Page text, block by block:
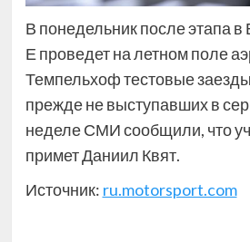
В понедельник после этапа
Е проведет на летном поле
Темпельхоф тестовые
прежде не выступавших в
неделе СМИ сообщили, что
примет Даниил Квят.
Источник: ru.motorsport.com